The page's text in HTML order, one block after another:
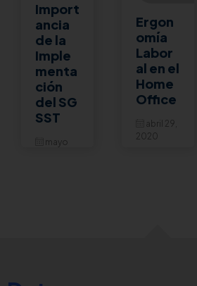
Import
ancia
de la
Imple
menta
ción
del SG
SST
mayo
mejores
Ergon
omía
Labor
al en el
Home
Office
abril 29,
2020